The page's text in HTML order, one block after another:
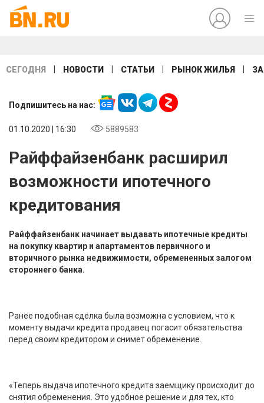
СЕГОДНЯ НОВОСТИ СТАТЬИ РЫНОК ЖИЛЬЯ
Подпишитесь на нас:
01.10.2020 | 16:30 5889583
Райффайзенбанк расширил
возможности ипотечного
кредитования
Райффайзенбанк начинает выдавать ипотечные кредиты
на покупку квартир и апартаментов первичного и
вторичного рынка недвижимости, обремененных залогом
стороннего банка.
Ранее подобная сделка была возможна с условием, что к
моменту выдачи кредита продавец погасит обязательства
перед своим кредитором и снимет обременение.
«Теперь выдача ипотечного кредита заемщику происходит до
снятия обременения. Это удобное решение и для тех, кто